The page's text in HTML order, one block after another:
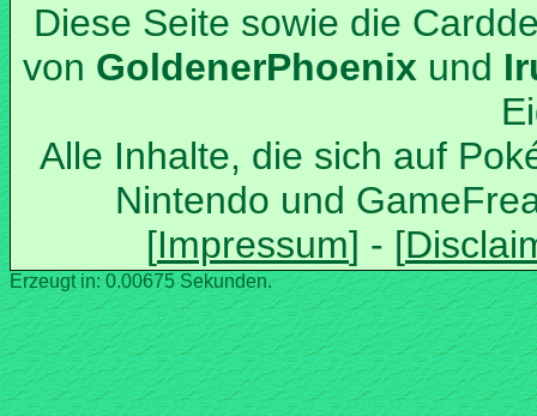
Diese Seite sowie die
von
und
Alle Inhalte, die sich auf
Nintendo und
Erzeugt in: 0.00675 Sekunden.